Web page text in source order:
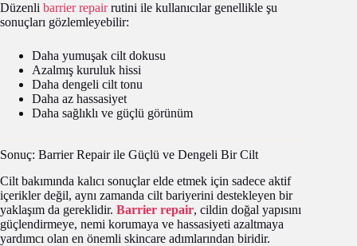
Düzenli barrier repairrutini ile kullanıcılar genellikle şu
sonuçları gözlemleyebilir:
Daha yumuşak cilt dokusu
Azalmış kuruluk hissi
Daha dengeli cilt tonu
Daha az hassasiyet
Daha sağlıklı ve güçlü görünüm
Sonuç: Barrier Repair ile Güçlü ve Dengeli Bir Cilt
Cilt bakımında kalıcı sonuçlar elde etmek için sadece aktif
içerikler değil, aynı zamanda cilt bariyerini destekleyen bir
yaklaşım da gereklidir. Barrier repair, cildin doğal yapısını
güçlendirmeye, nemi korumaya ve hassasiyeti azaltmaya
yardımcı olan en önemli skincare adımlarından biridir.